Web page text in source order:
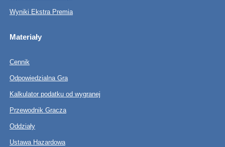
Wyniki Ekstra Premia
Materiały
Cennik
Odpowiedzialna Gra
Kalkulator podatku od wygranej
Przewodnik Gracza
Oddziały
Ustawa Hazardowa